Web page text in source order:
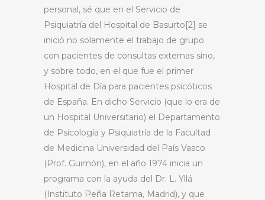
personal, sé que en el Servicio de
Psiquiatría del Hospital de Basurto[2] se
inició no solamente el trabajo de grupo
con pacientes de consultas externas sino,
y sobre todo, en el que fue el primer
Hospital de Día para pacientes psicóticos
de España. En dicho Servicio (que lo era de
un Hospital Universitario) el Departamento
de Psicología y Psiquiatría de la Facultad
de Medicina Universidad del País Vasco
(Prof. Guimón), en el año 1974 inicia un
programa con la ayuda del Dr. L. Yllá
(Instituto Peña Retama, Madrid), y que